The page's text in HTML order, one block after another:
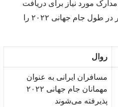
مورد نیاز برای دریافت
ویزای Arrival یا فرودگاهی قطر در طول جام جهانی ۲۰۲۲ را
روال
مسافران ایرانی به عنوان
مهمانان جام جهانی ۲۰۲۲
پذیرفته می‌شوند